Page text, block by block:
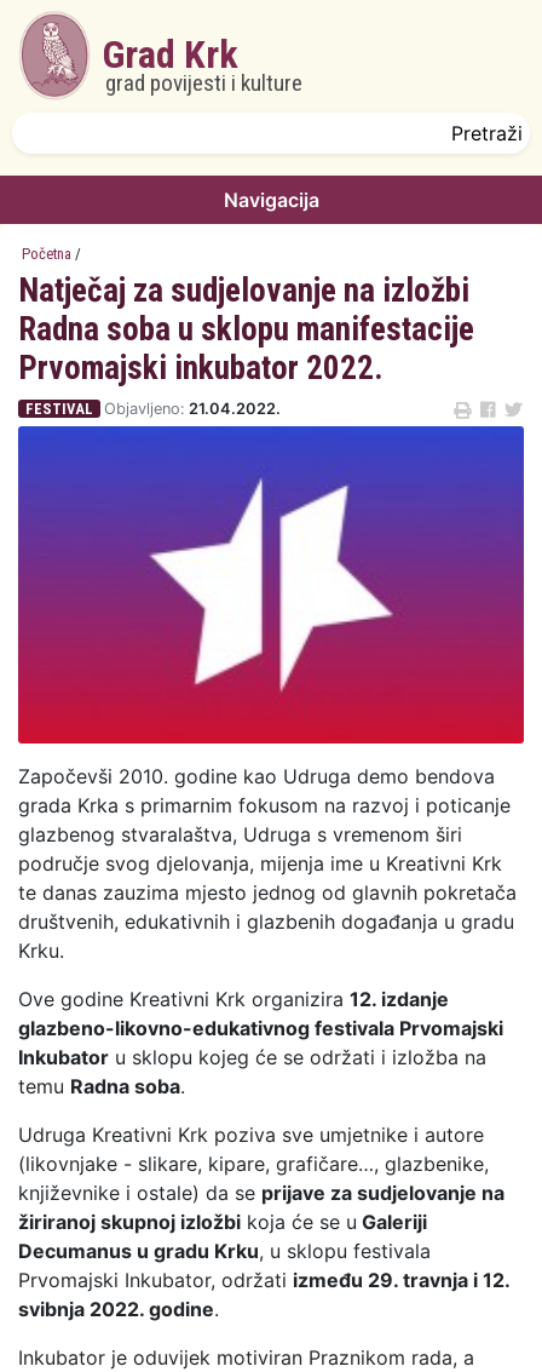
Skoči na glavni sadržaj
Grad Krk
grad povijesti i kulture
Navigacija
Početna /
Natječaj za sudjelovanje na izložbi
Radna soba u sklopu manifestacije
Prvomajski inkubator 2022.
FESTIVAL Objavljeno: 21.04.2022.
Započevši 2010. godine kao Udruga demo bendova
grada Krka s primarnim fokusom na razvoj i poticanje
glazbenog stvaralaštva, Udruga s vremenom širi
područje svog djelovanja, mijenja ime u Kreativni Krk
te danas zauzima mjesto jednog od glavnih pokretača
društvenih, edukativnih i glazbenih događanja u gradu
Krku.
Ove godine Kreativni Krk organizira 12. izdanje
glazbeno-likovno-edukativnog festivala Prvomajski
Inkubator u sklopu kojeg će se održati i izložba na
temu Radna soba.
Udruga Kreativni Krk poziva sve umjetnike i autore
(likovnjake - slikare, kipare, grafičare…, glazbenike,
književnike i ostale) da se prijave za sudjelovanje na
žiriranoj skupnoj izložbi koja će se u Galeriji
Decumanus u gradu Krku, u sklopu festivala
Prvomajski Inkubator, održati između 29. travnja i 12.
svibnja 2022. godine.
Inkubator je oduvijek motiviran Praznikom rada, a